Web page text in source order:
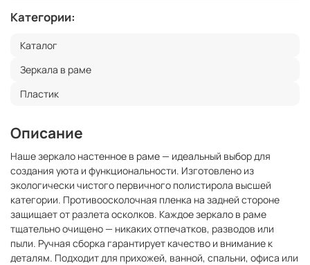
Категории:
Каталог
Зеркала в раме
Пластик
Описание
Наше зеркало настенное в раме — идеальный выбор для
создания уюта и функциональности. Изготовлено из
экологически чистого первичного полистирола высшей
категории. Противоосколочная пленка на задней стороне
защищает от разлета осколков. Каждое зеркало в раме
тщательно очищено — никаких отпечатков, разводов или
пыли. Ручная сборка гарантирует качество и внимание к
деталям. Подходит для прихожей, ванной, спальни, офиса или